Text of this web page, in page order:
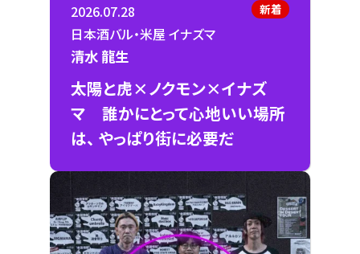
新着
2026.07.28
日本酒バル・米屋 イナズマ
清水 龍生
太陽と虎×ノクモン×イナズ
マ 誰かにとって心地いい場所
は、 やっぱり街に必要だ